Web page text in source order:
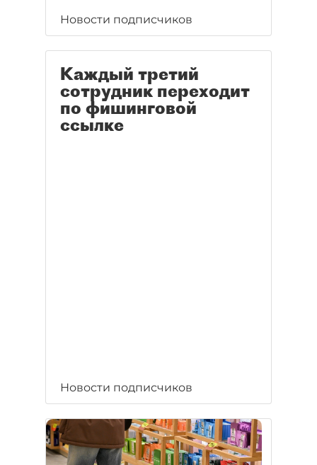
Новости подписчиков
Каждый третий
сотрудник переходит
по фишинговой
ссылке
Новости подписчиков